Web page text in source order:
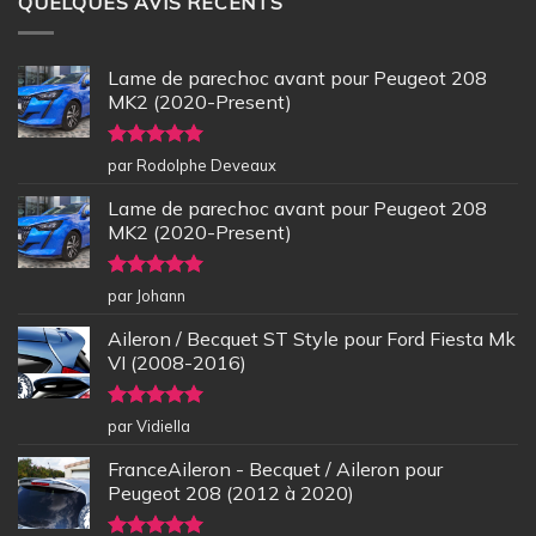
Lame de parechoc avant pour Peugeot 208
MK2 (2020-Present)
Note5sur
5
par Rodolphe Deveaux
Lame de parechoc avant pour Peugeot 208
MK2 (2020-Present)
Note5sur
5
par Johann
Aileron / Becquet ST Style pour Ford Fiesta Mk
VI (2008-2016)
Note5sur
5
par Vidiella
FranceAileron - Becquet / Aileron pour
Peugeot 208 (2012 à 2020)